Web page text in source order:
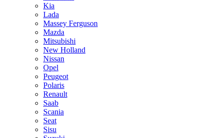
Kia
Lada
Massey Ferguson
Mazda
Mitsubishi
New Holland
Nissan
Opel
Peugeot
Polaris
Renault
Saab
Scania
Seat
Sisu